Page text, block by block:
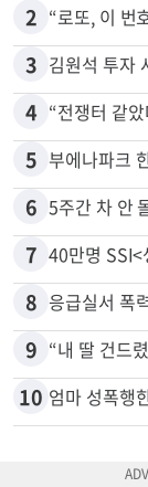
2 “로또, 이 번
3 김원석 투자
4 “전쟁터 같
5 부에나파크
6 5주간 차 안
7 40만명
8 응급실서 폭
9
10